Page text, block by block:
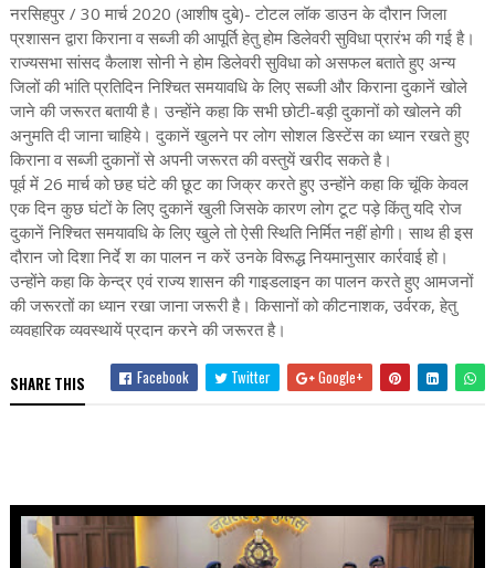
नरसिहपुर / 30 मार्च 2020 (आशीष दुबे)- टोटल लॉक डाउन के दौरान जिला
प्रशासन द्वारा किराना व सब्जी की आपूर्ति हेतु होम डिलेवरी सुविधा प्रारंभ की गई है।
राज्यसभा सांसद कैलाश सोनी ने होम डिलेवरी सुविधा को असफल बताते हुए अन्य
जिलों की भांति प्रतिदिन निश्चित समयावधि के लिए सब्जी और किराना दुकानें खोले
जाने की जरूरत बतायी है। उन्होंने कहा कि सभी छोटी-बड़ी दुकानों को खोलने की
अनुमति दी जाना चाहिये। दुकानें खुलने पर लोग सोशल डिस्टेंस का ध्यान रखते हुए
किराना व सब्जी दुकानों से अपनी जरूरत की वस्तुयें खरीद सकते है।
पूर्व में 26 मार्च को छह घंटे की छूट का जिक्र करते हुए उन्होंने कहा कि चूंकि केवल
एक दिन कुछ घंटों के लिए दुकानें खुली जिसके कारण लोग टूट पड़े किंतु यदि रोज
दुकानें निश्चित समयावधि के लिए खुले तो ऐसी स्थिति निर्मित नहीं होगी। साथ ही इस
दौरान जो दिशा निर्दे श का पालन न करें उनके विरूद्ध नियमानुसार कार्रवाई हो।
उन्होंने कहा कि केन्द्र एवं राज्य शासन की गाइडलाइन का पालन करते हुए आमजनों
की जरूरतों का ध्यान रखा जाना जरूरी है। किसानों को कीटनाशक, उर्वरक, हेतु
व्यवहारिक व्यवस्थायें प्रदान करने की जरूरत है।
SHARE THIS Facebook Twitter Google+